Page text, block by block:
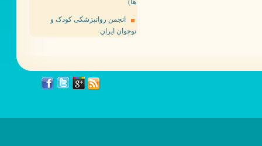
ها)
انجمن روانپزشکی کودک و
نوجوان ایران